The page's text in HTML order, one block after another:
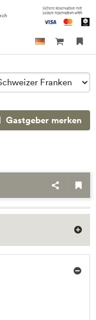
Gastgeber merken